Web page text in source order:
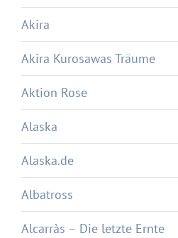
Akira
Akira Kurosawas Träume
Aktion Rose
Alaska
Alaska.de
Albatross
Alcarràs – Die letzte Ernte